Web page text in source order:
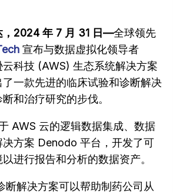
，2024 年 7 月 31 日—全球领先
宣布与数据虚拟化领导者
云科技 (AWS) 生态系统解决方案
一款先进的临床试验和诊断解决
和治疗研究的步伐。
AWS 云的逻辑数据集成、数据
方案 Denodo 平台，开发了可
进行报告和分析的数据资产。
断解决方案可以帮助制药公司从